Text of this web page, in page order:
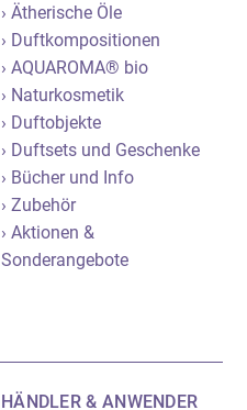
› Ätherische Öle
› Duftkompositionen
› AQUAROMA® bio
› Naturkosmetik
› Duftobjekte
› Duftsets und Geschenke
› Bücher und Info
› Zubehör
› Aktionen &
Sonderangebote
HÄNDLER & ANWENDER